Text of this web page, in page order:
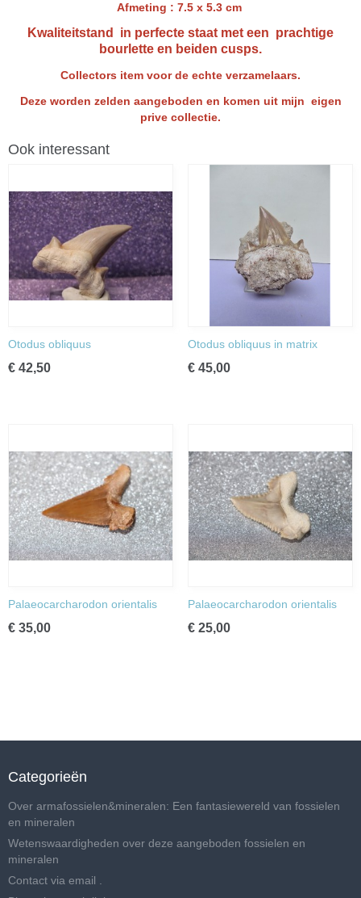
Afmeting : 7.5 x 5.3 cm
Kwaliteitstand in perfecte staat met een prachtige
bourlette en beiden cusps.
Collectors item voor de echte verzamelaars.
Deze worden zelden aangeboden en komen uit mijn eigen
prive collectie.
Ook interessant
Otodus obliquus
€ 42,50
Otodus obliquus in matrix
€ 45,00
Palaeocarcharodon orientalis
€ 35,00
Palaeocarcharodon orientalis
€ 25,00
Categorieën
Over armafossielen&mineralen: Een fantasiewereld van fossielen
en mineralen
Wetenswaardigheden over deze aangeboden fossielen en
mineralen
Contact via email .